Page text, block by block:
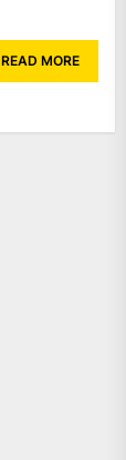
READ MORE